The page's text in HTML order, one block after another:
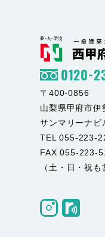
0120-
〒400-0856
山梨県甲府市伊
サンマリーナビ
TEL 055-223-
FAX 055-223-
（土・日・祝も